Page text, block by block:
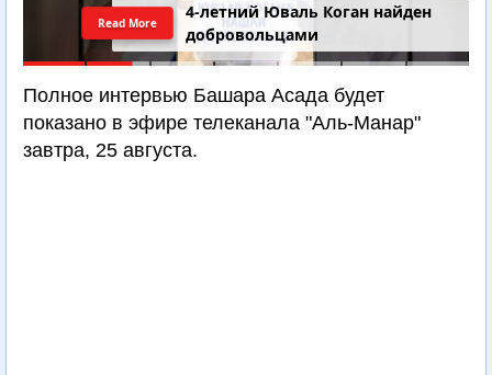
4-летний Юваль Коган найден
добровольцами
Read More
Полное интервью Башара Асада будет
показано в эфире телеканала "Аль-Манар"
завтра, 25 августа.